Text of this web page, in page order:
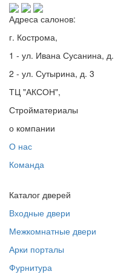
Адреса салонов:
г. Кострома,
1 - ул. Ивана Сусанина, д.
2 - ул. Сутырина, д. 3
ТЦ "АКСОН",
Стройматериалы
о компании
О нас
Команда
Каталог дверей
Входные двери
Межкомнатные двери
Арки порталы
Фурнитура